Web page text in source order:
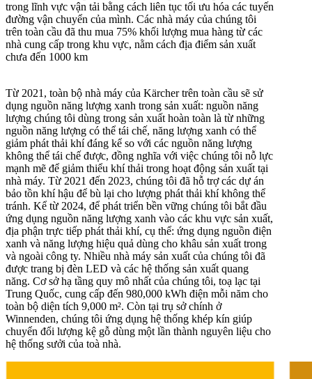
trong lĩnh vực vận tải bằng cách liên tục tối ưu hóa các tuyến
đường vận chuyển của mình. Các nhà máy của chúng tôi
trên toàn cầu đã thu mua 75% khối lượng mua hàng từ các
nhà cung cấp trong khu vực, nằm cách địa điểm sản xuất
chưa đến 1000 km
Từ 2021, toàn bộ nhà máy của Kärcher trên toàn cầu sẽ sử
dụng nguồn năng lượng xanh trong sản xuất: nguồn năng
lượng chúng tôi dùng trong sản xuất hoàn toàn là từ những
nguồn năng lượng có thể tái chế, năng lượng xanh có thể
giảm phát thải khí đáng kể so với các nguồn năng lượng
không thể tái chế được, đồng nghĩa với việc chúng tôi nỗ lực
mạnh mẽ để giảm thiểu khí thải trong hoạt động sản xuất tại
nhà máy. Từ 2021 đến 2023, chúng tôi đã hỗ trợ các dự án
bảo tồn khí hậu để bù lại cho lượng phát thải khí không thể
tránh. Kể từ 2024, để phát triển bền vững chúng tôi bắt đầu
ứng dụng nguồn năng lượng xanh vào các khu vực sản xuất,
địa phận trực tiếp phát thải khí, cụ thể: ứng dụng nguồn điện
xanh và năng lượng hiệu quả dùng cho khâu sản xuất trong
và ngoài công ty. Nhiều nhà máy sản xuất của chúng tôi đã
được trang bị đèn LED và các hệ thống sản xuất quang
năng. Cơ sở hạ tầng quy mô nhất của chúng tôi, toạ lạc tại
Trung Quốc, cung cấp đến 980,000 kWh điện mỗi năm cho
toàn bộ diện tích 9,000 m². Còn tại trụ sở chính ở
Winnenden, chúng tôi ứng dụng hệ thống khép kín giúp
chuyển đổi lượng kệ gỗ dùng một lần thành nguyên liệu cho
hệ thống sưởi của toà nhà.